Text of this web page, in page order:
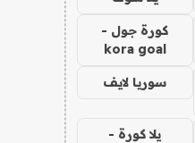
كورة جول -
kora goal
سوريا لايف
يلا كورة -